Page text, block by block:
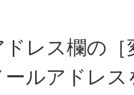
ドレス欄の
ールアドレ